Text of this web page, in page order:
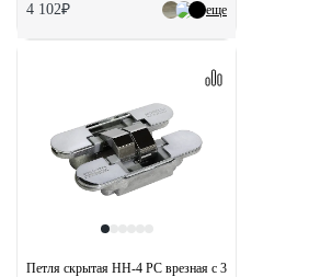
еще
4 102₽
Петля скрытая HH-4 PC врезная с 3D-регулировкой